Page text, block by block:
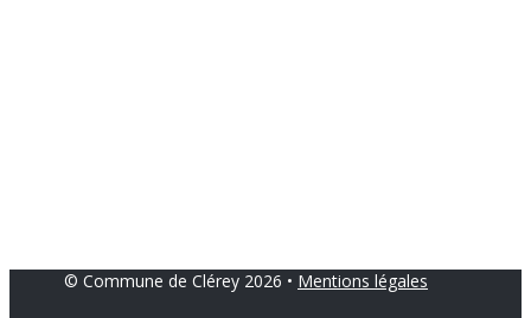
© Commune de Clérey 2026 • Mentions légales